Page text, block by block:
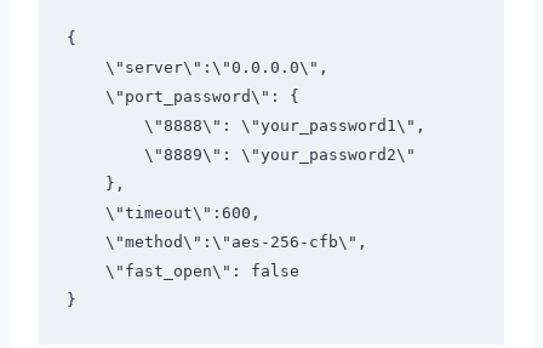
{
\"server\" : \"0.0.0.0\" ,
\"port_password\" :
{
\"8888\" : \"your_password1\" ,
\"8889\" :
\"your_password2\"
},
\"timeout\" : 600 ,
\"method\" : \"aes-256-cfb\" ,
\"fast_open\" :
false
}